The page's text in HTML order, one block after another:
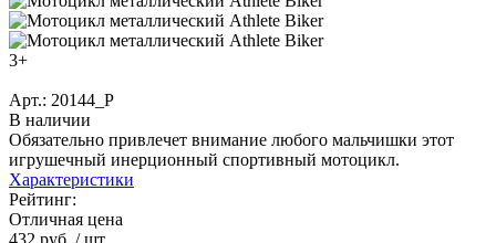
3+
Арт.: 20144_Р
В наличии
Обязательно привлечет внимание любого мальчишки этот
игрушечный инерционный спортивный мотоцикл.
Характеристики
Рейтинг:
Отличная цена
432 руб. / шт